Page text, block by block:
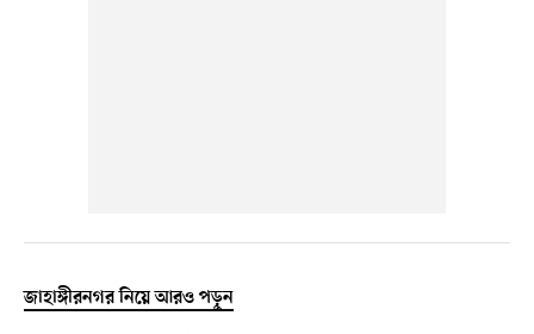
জাহাঙ্গীরনগর নিয়ে আরও পড়ুন